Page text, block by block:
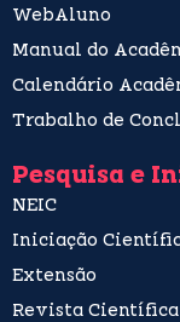
WebAluno
Manual do
Calendário
Trabalho de
Pesquisa e
NEIC
Iniciação
Extensão
Revista Científica